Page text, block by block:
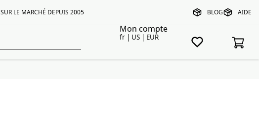
SUR LE MARCHÉ DEPUIS 2005 BLOG AIDE
Mon compte
fr | US | EUR